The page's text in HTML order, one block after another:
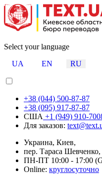
Select your language
UA
EN RU
+38 (044) 500-87-87
+38 (095) 917-87-87
США +1 (949) 910-
Для заказов:
Украина, Киев,
пер. Тараса Шевченко,
ПН-ПТ 10:00 - 17:00
Online: круглосуточно